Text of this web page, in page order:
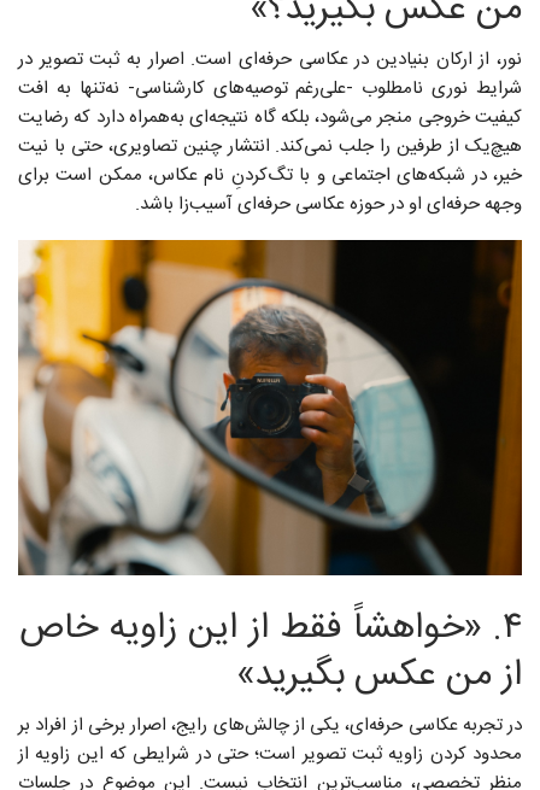
نور، از ارکان بنیادین در عکاسی حرفه‌ای است. اصرار به ثبت تصویر در
شرایط نوری نامطلوب -علی‌رغم توصیه‌های کارشناسی- نه‌تنها به افت
کیفیت خروجی منجر می‌شود، بلکه گاه نتیجه‌ای به‌همراه دارد که رضایت
هیچ‌یک از طرفین را جلب نمی‌کند. انتشار چنین تصاویری، حتی با نیت
خیر، در شبکه‌های اجتماعی و با تگ‌کردنِ نام عکاس، ممکن است برای
وجهه حرفه‌ای او در حوزه عکاسی حرفه‌ای آسیب‌زا باشد.
۴. «خواهشاً فقط از این زاویه خاص
از من عکس بگیرید»
در تجربه عکاسی حرفه‌ای، یکی از چالش‌های رایج، اصرار برخی از افراد بر
محدود کردن زاویه ثبت تصویر است؛ حتی در شرایطی که این زاویه از
منظر تخصصی، مناسب‌ترین انتخاب نیست. این موضوع در جلسات